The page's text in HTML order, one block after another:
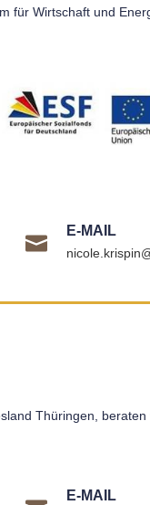
für Wirtschaft und
E-MAIL
Thüringen, beraten
E-MAIL